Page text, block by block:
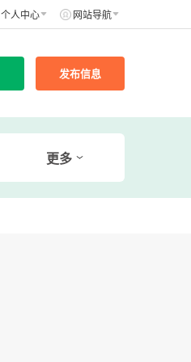
个人中心 网站导航
发布信息
更多